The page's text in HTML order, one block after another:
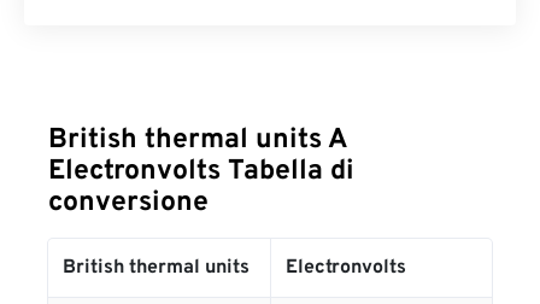
British thermal units A
Electronvolts Tabella di
conversione
British thermal units Electronvolts